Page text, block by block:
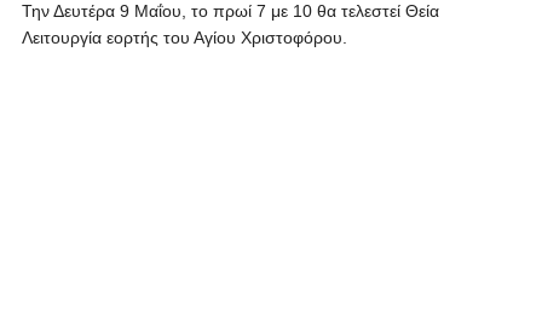
Την Δευτέρα 9 Μαΐου, το πρωί 7 με 10 θα τελεστεί Θεία
Λειτουργία εορτής του Αγίου Χριστοφόρου.